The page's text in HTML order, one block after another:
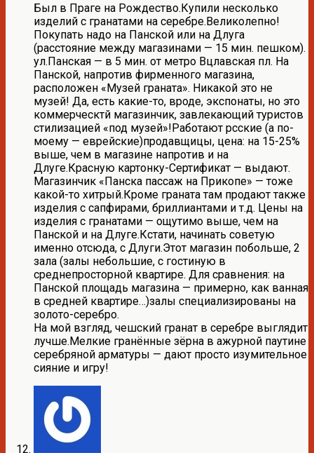
Был в Праге на Рождество.Купили несколько
изделий с гранатами на серебре.Великолепно!
Покупать надо на Панской или на Длуга
(расстояние между магазинами — 15 мин. пешком).
ул.Панская — в 5 мин. от метро Вцлавская пл. На
Панской, напротив фирменного магазина,
расположен «Музей граната». Никакой это не
музей! Да, есть какие-то, вроде, экспонаты, но это
коммерческтй магазинчик, завлекающий туристов
стилизацией «под музей»!Работают рсские (а по-
моему — еврейские)продавщицы, цена: на 15-25%
выше, чем в магазине напротив и на
Длуге.Красную картонку-Сертификат — выдают.
Магазинчик «Панска пассаж на Прикопе» — тоже
какой-то хитрый.Кроме граната там продают также
изделия с сапфирами, бриллиантами и т.д. Цены на
изделия с гранатами — ощутимо выше, чем на
Панской и на Длуге.Кстати, начинать советую
именно отсюда, с Длуги.Этот магазин побольше, 2
зала (залы небольшие, с гостиную в
среднепросторной квартире. Для сравнения: на
Панской площадь магазина — примерно, как ванная
в средней квартире…)залы специализированы на
золото-серебро.
На мой взгляд, чешский гранат в серебре выглядит
лучше.Мелкие гранённые зёрна в ажурной паутине
серебряной арматуры — дают просто изумительное
сияние и игру!